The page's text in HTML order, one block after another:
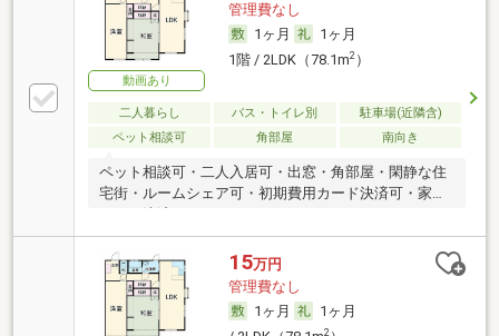
動画あり
管理費なし
1ヶ月
1ヶ月
1階 / 2LDK（78.1m2）
二人暮らし バス・トイレ別
駐車場(近隣含)
ペット相談可
角部屋 南向き
ペット相談可・二人入居可・出窓・角部屋・閑静な住
宅街・ルームシェア可・初期費用カード決済可・家賃
15万円
管理費なし
1ヶ月
1ヶ月
2